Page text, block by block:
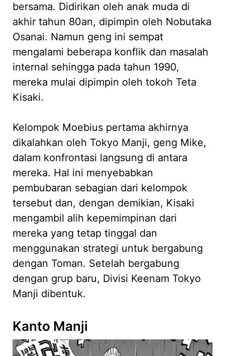
bersama. Didirikan oleh anak muda di
akhir tahun 80an, dipimpin oleh Nobutaka
Osanai. Namun geng ini sempat
mengalami beberapa konflik dan masalah
internal sehingga pada tahun 1990,
mereka mulai dipimpin oleh tokoh Teta
Kisaki.
Kelompok Moebius pertama akhirnya
dikalahkan oleh Tokyo Manji, geng Mike,
dalam konfrontasi langsung di antara
mereka. Hal ini menyebabkan
pembubaran sebagian dari kelompok
tersebut dan, dengan demikian, Kisaki
mengambil alih kepemimpinan dari
mereka yang tetap tinggal dan
menggunakan strategi untuk bergabung
dengan Toman. Setelah bergabung
dengan grup baru, Divisi Keenam Tokyo
Manji dibentuk.
Kanto Manji